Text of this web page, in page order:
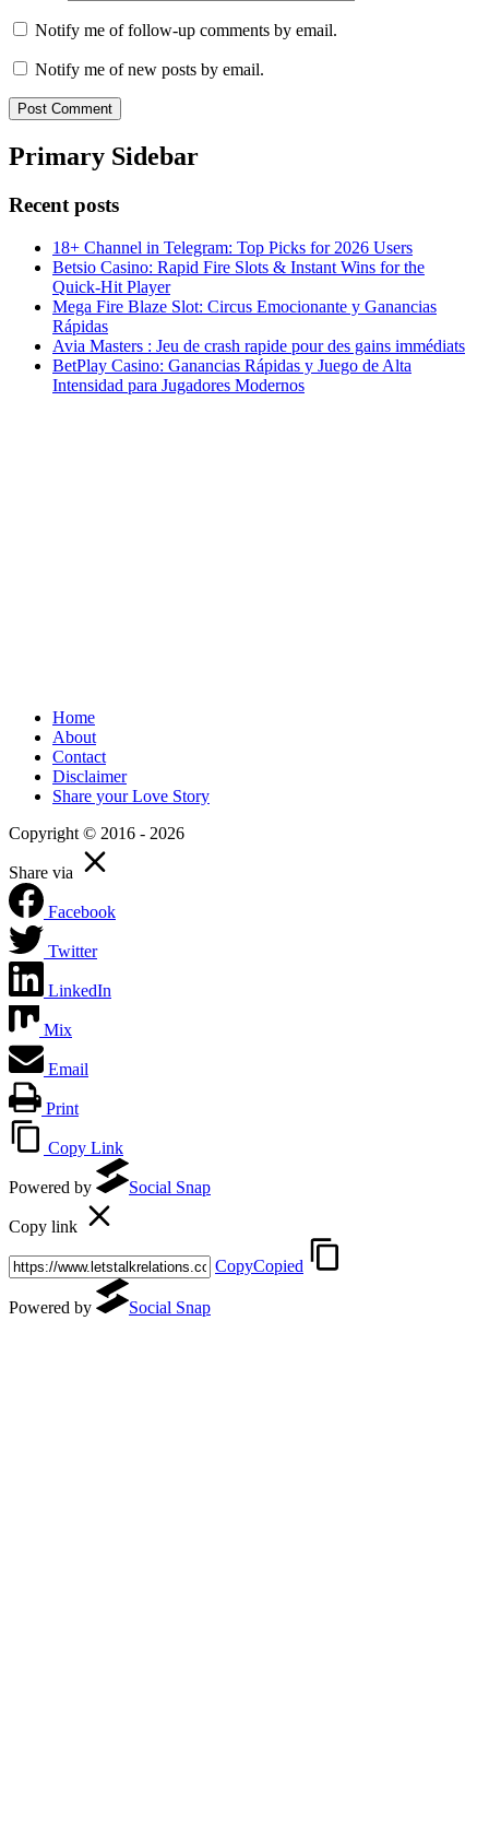
Notify me of follow-up comments by email.
Notify me of new posts by email.
Primary Sidebar
Recent posts
18+ Channel in Telegram: Top Picks for 2026 Users
Betsio Casino: Rapid Fire Slots & Instant Wins for the
Quick‑Hit Player
Mega Fire Blaze Slot: Circus Emocionante y Ganancias
Rápidas
Avia Masters : Jeu de crash rapide pour des gains immédiats
BetPlay Casino: Ganancias Rápidas y Juego de Alta
Intensidad para Jugadores Modernos
Home
About
Contact
Disclaimer
Share your Love Story
Copyright © 2016 - 2026
Share via
Facebook
Twitter
LinkedIn
Mix
Email
Print
Copy Link
Powered by Social Snap
Copy link
CopyCopied
Powered by Social Snap